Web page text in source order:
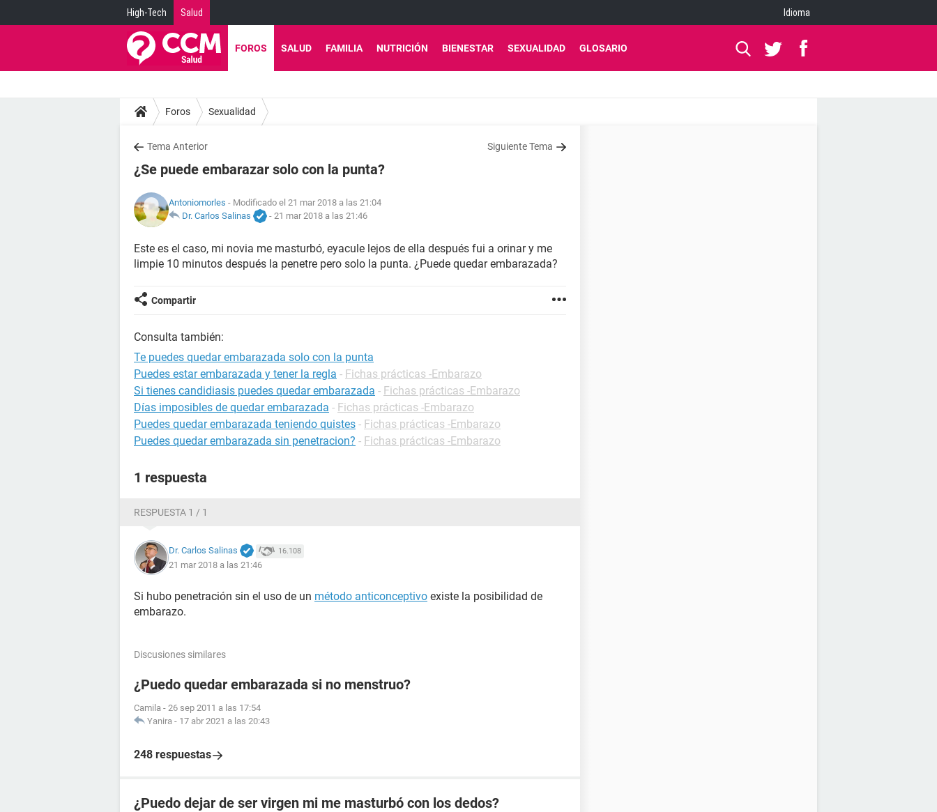
High-Tech Salud Idioma
FOROS SALUD FAMILIA NUTRICIÓN BIENESTAR SEXUALIDAD GLOSARIO
Foros Sexualidad
Tema Anterior Siguiente Tema
¿Se puede embarazar solo con la punta?
Antoniomorles - Modificado el 21 mar 2018 a las 21:04
Dr. Carlos Salinas
- 21 mar 2018 a las 21:46
Este es el caso, mi novia me masturbó, eyacule lejos de ella después fui a orinar y me
limpie 10 minutos después la penetre pero solo la punta. ¿Puede quedar embarazada?
Compartir
Consulta también:
Te puedes quedar embarazada solo con la punta
Puedes estar embarazada y tener la regla - Fichas prácticas -Embarazo
Si tienes candidiasis puedes quedar embarazada - Fichas prácticas -Embarazo
Días imposibles de quedar embarazada - Fichas prácticas -Embarazo
Puedes quedar embarazada teniendo quistes - Fichas prácticas -Embarazo
Puedes quedar embarazada sin penetracion? - Fichas prácticas -Embarazo
1 respuesta
RESPUESTA 1 / 1
Dr. Carlos Salinas 16.108
21 mar 2018 a las 21:46
Si hubo penetración sin el uso de un método anticonceptivo existe la posibilidad de
embarazo.
Discusiones similares
¿Puedo quedar embarazada si no menstruo?
Camila - 26 sep 2011 a las 17:54
Yanira - 17 abr 2021 a las 20:43
248 respuestas
¿Puedo dejar de ser virgen mi me masturbó con los dedos?